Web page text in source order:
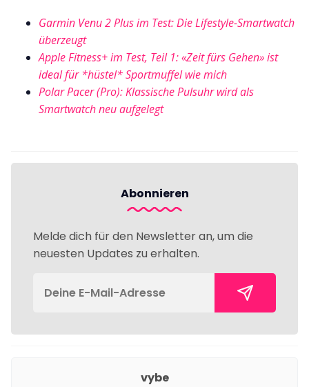
Garmin Venu 2 Plus im Test: Die Lifestyle-Smartwatch
überzeugt
Apple Fitness+ im Test, Teil 1: «Zeit fürs Gehen» ist
ideal für *hüstel* Sportmuffel wie mich
Polar Pacer (Pro): Klassische Pulsuhr wird als
Smartwatch neu aufgelegt
Abonnieren
Melde dich für den Newsletter an, um die
neuesten Updates zu erhalten.
vybe